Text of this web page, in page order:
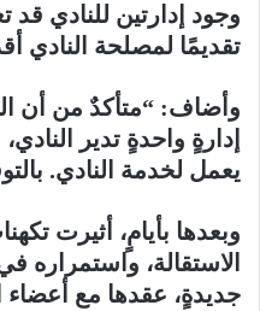
وجود إدارتين للنادي قد
تقديمًا لمصلحة النادي
وأضاف: “متأكدٌ من أن
إدارةٍ واحدةٍ تدير
يعمل لخدمة النادي.
وبعدها بأيامٍ، أثيرت
الاستقالة،
جديدةٍ، عقدها مع